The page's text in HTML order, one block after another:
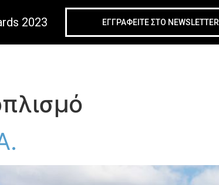
2023 ΕΓΓΡΑΦΕIΤΕ ΣΤΟ NEWSLETTER